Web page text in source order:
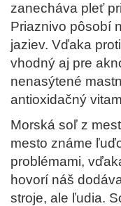
zanecháva pleť
Priaznivo pôsobí
jaziev. Vďaka
vhodný aj pre
nenasýtené
antioxidačný
Morská soľ z
mesto známe
problémami,
hovorí náš
stroje, ale ľudia.